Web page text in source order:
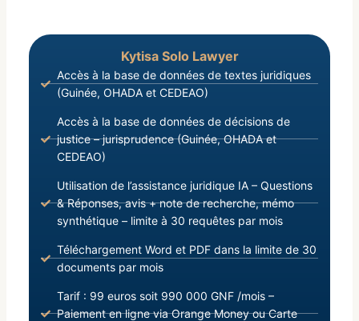
Kytisa Solo Lawyer
Accès à la base de données de textes juridiques
(Guinée, OHADA et CEDEAO)
Accès à la base de données de décisions de
justice – jurisprudence (Guinée, OHADA et
CEDEAO)
Utilisation de l’assistance juridique IA – Questions
& Réponses, avis + note de recherche, mémo
synthétique – limite à 30 requêtes par mois
Téléchargement Word et PDF dans la limite de 30
documents par mois
Tarif : 99 euros soit 990 000 GNF /mois –
Paiement en ligne via Orange Money ou Carte